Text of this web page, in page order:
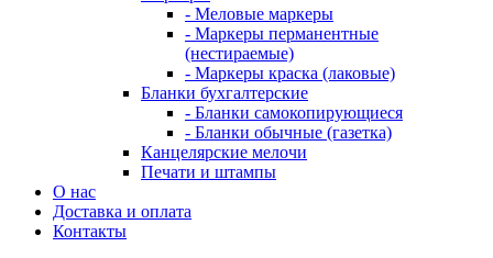
- Меловые маркеры
- Маркеры перманентные
(нестираемые)
- Маркеры краска (лаковые)
Бланки бухгалтерские
- Бланки самокопирующиеся
- Бланки обычные (газетка)
Канцелярские мелочи
Печати и штампы
О нас
Доставка и оплата
Контакты